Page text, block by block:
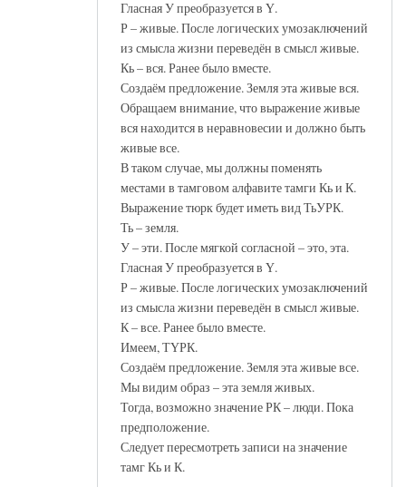
Гласная У преобразуется в Ү.
Р – живые. После логических умозаключений
из смысла жизни переведён в смысл живые.
Кь – вся. Ранее было вместе.
Создаём предложение. Земля эта живые вся.
Обращаем внимание, что выражение живые
вся находится в неравновесии и должно быть
живые все.
В таком случае, мы должны поменять
местами в тамговом алфавите тамги Кь и К.
Выражение тюрк будет иметь вид ТьУРК.
Ть – земля.
У – эти. После мягкой согласной – это, эта.
Гласная У преобразуется в Ү.
Р – живые. После логических умозаключений
из смысла жизни переведён в смысл живые.
К – все. Ранее было вместе.
Имеем, ТҮРК.
Создаём предложение. Земля эта живые все.
Мы видим образ – эта земля живых.
Тогда, возможно значение РК – люди. Пока
предположение.
Следует пересмотреть записи на значение
тамг Кь и К.